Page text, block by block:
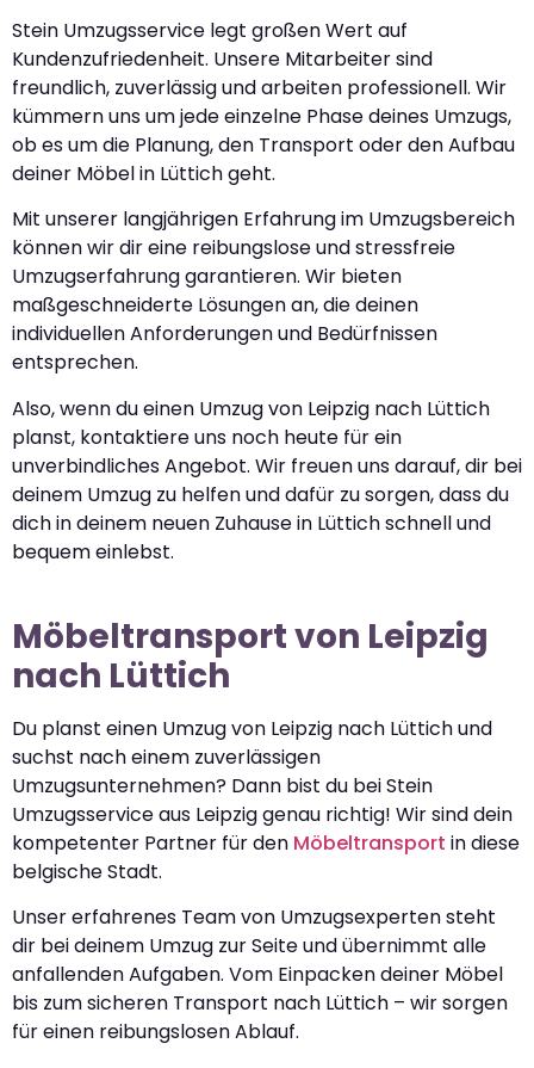
Stein Umzugsservice legt großen Wert auf
Kundenzufriedenheit. Unsere Mitarbeiter sind
freundlich, zuverlässig und arbeiten professionell. Wir
kümmern uns um jede einzelne Phase deines Umzugs,
ob es um die Planung, den Transport oder den Aufbau
deiner Möbel in Lüttich geht.
Mit unserer langjährigen Erfahrung im Umzugsbereich
können wir dir eine reibungslose und stressfreie
Umzugserfahrung garantieren. Wir bieten
maßgeschneiderte Lösungen an, die deinen
individuellen Anforderungen und Bedürfnissen
entsprechen.
Also, wenn du einen Umzug von Leipzig nach Lüttich
planst, kontaktiere uns noch heute für ein
unverbindliches Angebot. Wir freuen uns darauf, dir bei
deinem Umzug zu helfen und dafür zu sorgen, dass du
dich in deinem neuen Zuhause in Lüttich schnell und
bequem einlebst.
Möbeltransport von Leipzig
nach Lüttich
Du planst einen Umzug von Leipzig nach Lüttich und
suchst nach einem zuverlässigen
Umzugsunternehmen? Dann bist du bei Stein
Umzugsservice aus Leipzig genau richtig! Wir sind dein
kompetenter Partner für den Möbeltransport in diese
belgische Stadt.
Unser erfahrenes Team von Umzugsexperten steht
dir bei deinem Umzug zur Seite und übernimmt alle
anfallenden Aufgaben. Vom Einpacken deiner Möbel
bis zum sicheren Transport nach Lüttich – wir sorgen
für einen reibungslosen Ablauf.